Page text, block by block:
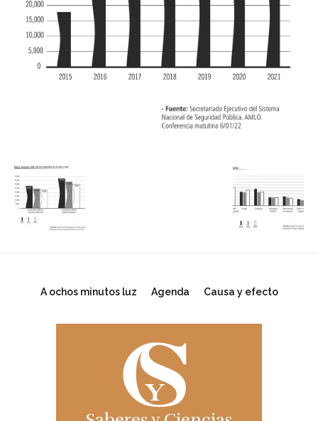
A ochos minutos luz Agenda Causa y efecto